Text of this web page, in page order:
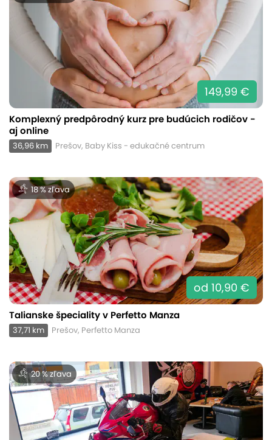
149,99 €
Komplexný predpôrodný kurz pre budúcich rodičov -
aj online
36,96 km Prešov, Baby Kiss - edukačné centrum
18 % zľava
od 10,90 €
Talianske špeciality v Perfetto Manza
37,71 km Prešov, Perfetto Manza
20 % zľava